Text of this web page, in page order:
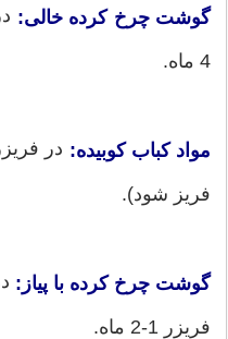
گوشت چرخ کرده خالی:
4 ماه.
مواد کباب کوبیده:
فریز شود).
گوشت چرخ کرده با پیاز:
فریزر 1-2 ماه.